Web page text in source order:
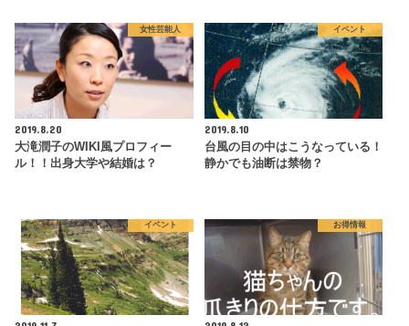
女性芸能人
2019.8.20
大滝潤子のWIKI風プロフィー
ル！！出身大学や結婚は？
イベント
2019.8.10
台風の目の中はこうなっている！
静かでも油断は禁物？
イベント お得情報